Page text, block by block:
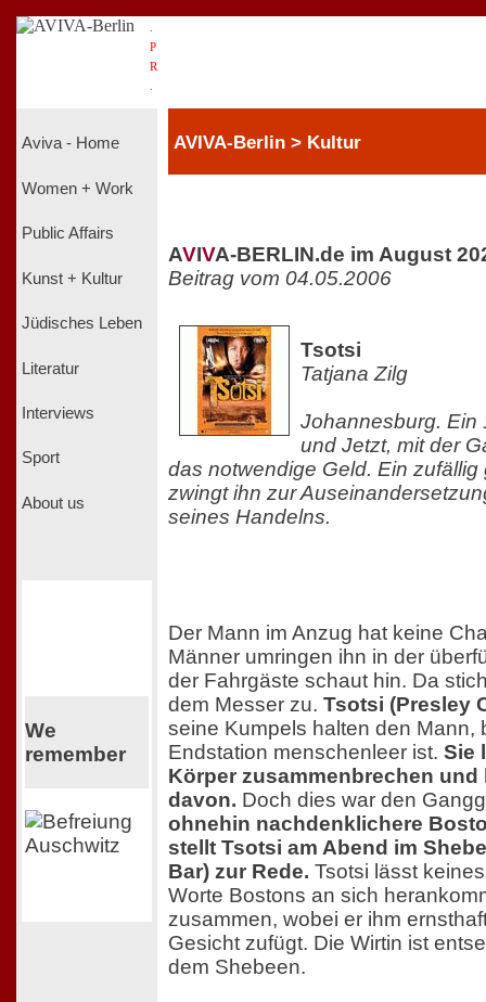
P
R
Aviva - Home
Women + Work
Public Affairs
Kunst + Kultur
Jüdisches Leben
Literatur
Interviews
Sport
About us
We
remember
AVIVA-Berlin > Kultur
AVIVA-BERLIN.de im August
Beitrag vom 04.05.2006
Tsotsi
Tatjana Zilg
Johannesburg. Ein
und Jetzt, mit der
das notwendige Geld. Ein
zwingt ihn zur
seines Handelns.
Der Mann im Anzug hat keine
Männer umringen ihn in der
der Fahrgäste schaut hin. Da
dem Messer zu. Tsotsi (Presley
seine Kumpels halten den Mann,
Endstation menschenleer ist. Sie
Körper zusammenbrechen und
davon. Doch dies war den
ohnehin nachdenklichere
stellt Tsotsi am Abend im
Bar) zur Rede. Tsotsi lässt
Worte Bostons an sich
zusammen, wobei er ihm
Gesicht zufügt. Die Wirtin ist
dem Shebeen.